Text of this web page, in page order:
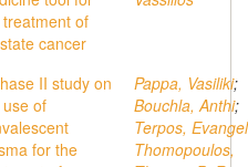
of
cancer
II study on
of
for the
Pappa, Vasiliki;
Bouchla, Anthi;
Terpos,
Thomopoulos,